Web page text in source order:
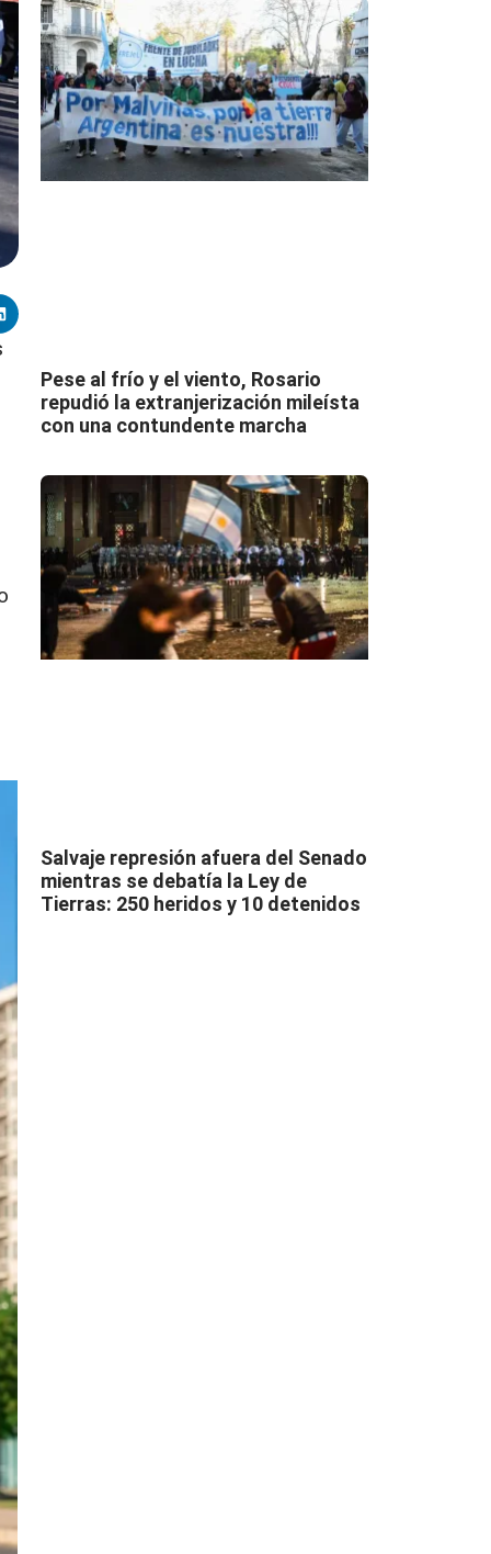
Pese al frío y el viento, Rosario
repudió la extranjerización mileísta
con una contundente marcha
Salvaje represión afuera del Senado
mientras se debatía la Ley de
Tierras: 250 heridos y 10 detenidos